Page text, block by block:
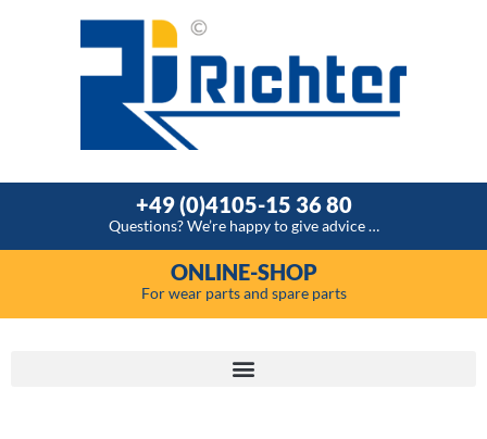
+49 (0)4105-15 36 80
Questions? We’re happy to give advice …
ONLINE-SHOP
For wear parts and spare parts